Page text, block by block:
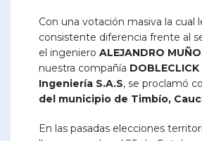
Con una votación masiva la cual
consistente diferencia frente al
el ingeniero ALEJANDRO
nuestra compañía
Ingeniería S.A.S, se proclamó
del municipio de Timbío,
En las pasadas elecciones